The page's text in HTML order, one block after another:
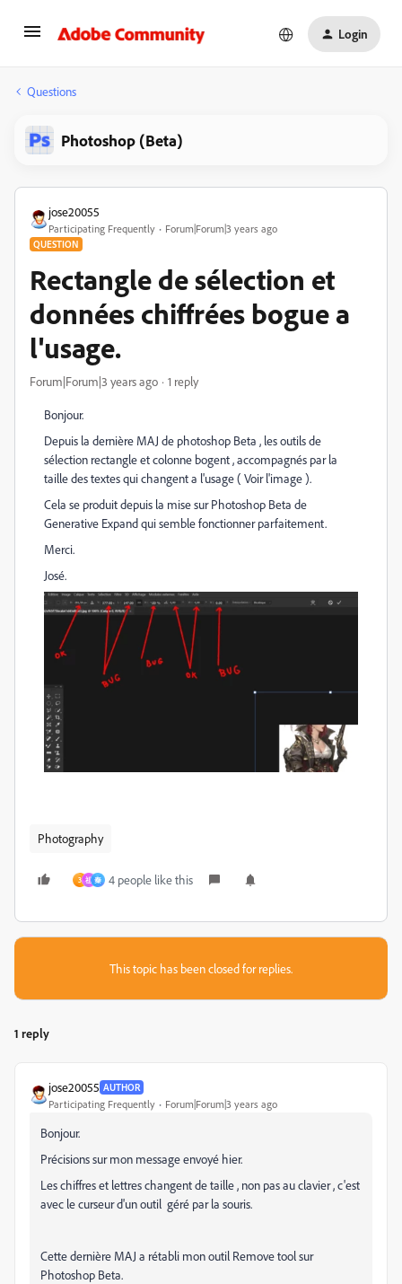
Login
Questions
Photoshop (Beta)
jose20055
Participating Frequently Forum|Forum|3 years ago
QUESTION
Rectangle de sélection et
données chiffrées bogue a
l'usage.
Forum|Forum|3 years ago 1 reply
Bonjour.
Depuis la dernière MAJ de photoshop Beta , les outils de
sélection rectangle et colonne bogent , accompagnés par la
taille des textes qui changent a l'usage ( Voir l'image ).
Cela se produit depuis la mise sur Photoshop Beta de
Generative Expand qui semble fonctionner parfaitement.
Merci.
José.
Photography
3 祖 秦 4 people like this
This topic has been closed for replies.
1 reply
jose20055 AUTHOR
Participating Frequently Forum|Forum|3 years ago
Bonjour.
Précisions sur mon message envoyé hier.
Les chiffres et lettres changent de taille , non pas au clavier , c'est
avec le curseur d'un outil géré par la souris.
Cette dernière MAJ a rétabli mon outil Remove tool sur
Photoshop Beta.